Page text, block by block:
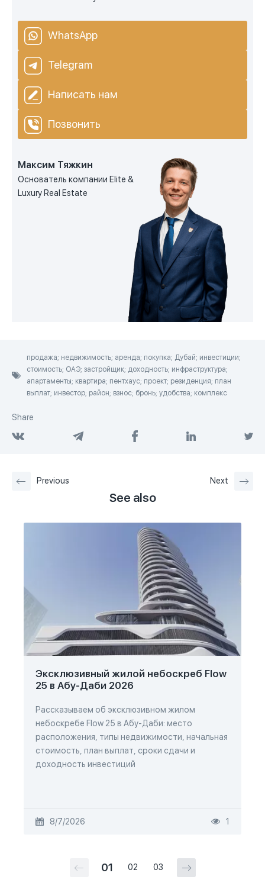
WhatsApp
Telegram
Написать нам
Позвонить
Максим Тяжкин
Основатель компании Elite &
Luxury Real Estate
продажа; недвижимость; аренда; покупка; Дубай; инвестиции;
стоимость; ОАЭ; застройщик; доходность; инфраструктура;
апартаменты; квартира; пентхаус; проект; резиденция; план
выплат; инвестор; район; взнос; бронь; удобства; комплекс
Share
Previous Next
See also
Эксклюзивный жилой небоскреб Flow
25 в Абу-Даби 2026
Рассказываем об эксклюзивном жилом
небоскребе Flow 25 в Абу-Даби: место
расположения, типы недвижимости, начальная
стоимость, план выплат, сроки сдачи и
доходность инвестиций
8/7/2026 1
01 02 03